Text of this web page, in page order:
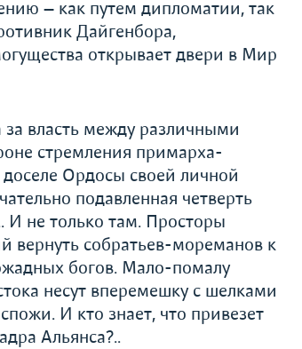
— как путем дипломатии, так
Дайгенбора,
открывает двери в Мир
власть между различными
стремления примарха-
Ордосы своей личной
подавленная четверть
И не только там. Просторы
вернуть собратьев-мореманов к
богов. Мало-помалу
несут вперемешку с шелками
И кто знает, что привезет
Альянса?..